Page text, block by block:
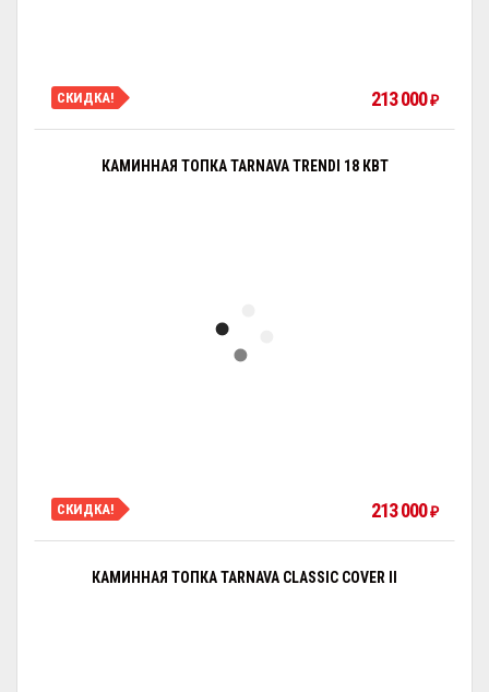
СКИДКА! 213 000₽
КАМИННАЯ ТОПКА TARNAVA TRENDI 18 КВТ
СКИДКА! 213 000₽
КАМИННАЯ ТОПКА TARNAVA CLASSIC COVER II